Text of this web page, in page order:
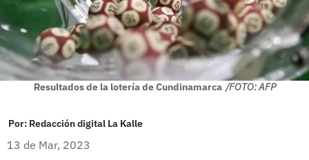
Resultados de la lotería de Cundinamarca /FOTO: AFP
Por: Redacción digital La Kalle
13 de Mar, 2023